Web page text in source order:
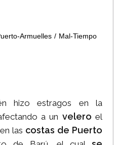
Armuelles Mal-Tiempo
hizo estragos en la
a un velero el
las costas de Puerto